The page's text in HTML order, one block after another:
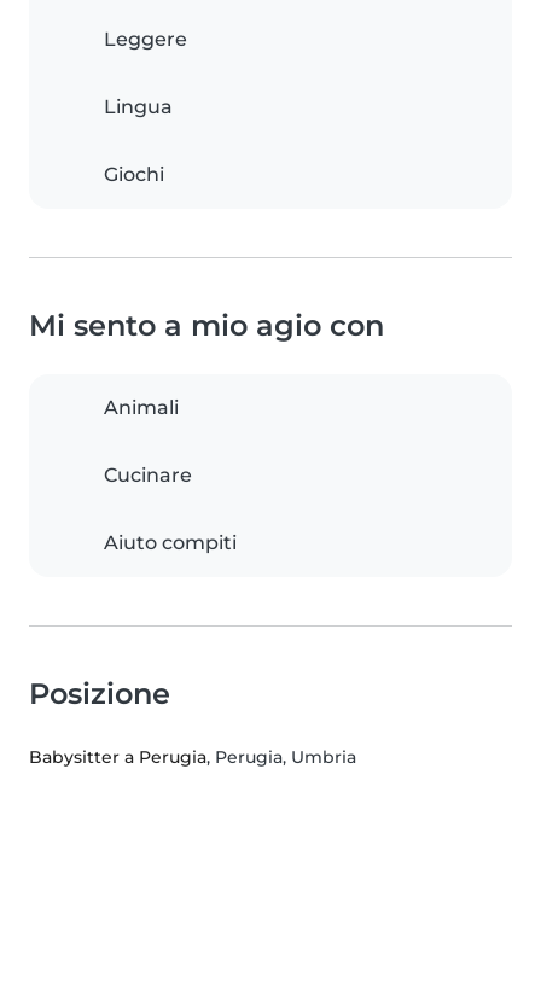
Leggere
Lingua
Giochi
Mi sento a mio agio con
Animali
Cucinare
Aiuto compiti
Posizione
Babysitter a Perugia, Perugia, Umbria